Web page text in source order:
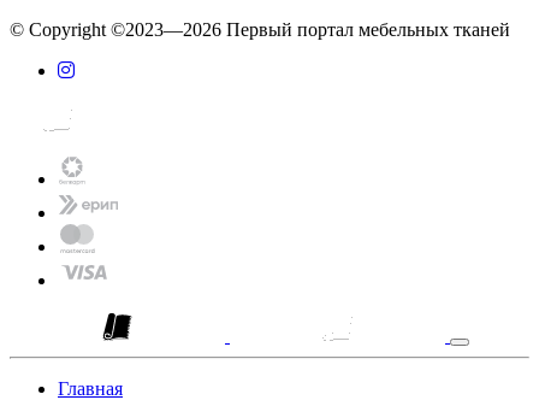
© Copyright ©2023—2026 Первый портал мебельных тканей
Главная